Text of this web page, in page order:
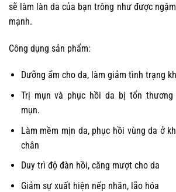
sẽ làm làn da của bạn trông như được
mạnh.
Công dụng sản phẩm:
Dưỡng ẩm cho da, làm giảm tình trạng
Trị mụn và phục hồi da bị tổn thương
mụn.
Làm mềm mịn da, phục hồi vùng da ở
chân
Duy trì độ đàn hồi, căng mượt cho da
Giảm sự xuất hiện nếp nhăn, lão hóa